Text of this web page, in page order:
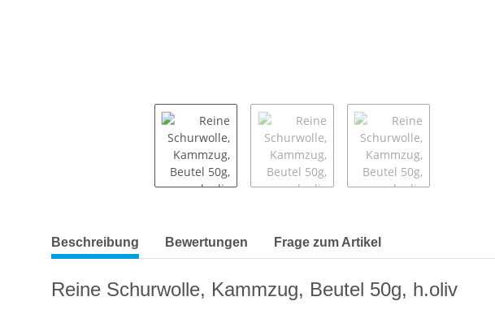
Beschreibung Bewertungen Frage zum Artikel
Reine Schurwolle, Kammzug, Beutel 50g, h.oliv